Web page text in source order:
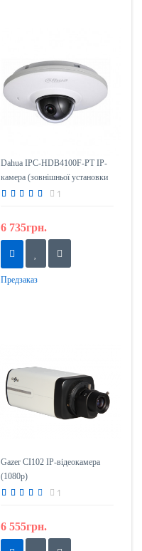
Dahua IPC-HDB4100F-PT IP-
камера (зовнішньої установки
антивандальна) 1
6 735грн.
Предзаказ
Gazer CI102 IP-відеокамера
(1080p)
1
6 555грн.